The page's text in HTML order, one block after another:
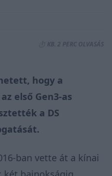
⏱️ KB. 2 PERC OLVASÁS
hogy a
első Gen3-as
a DS
ban vette át a kínai